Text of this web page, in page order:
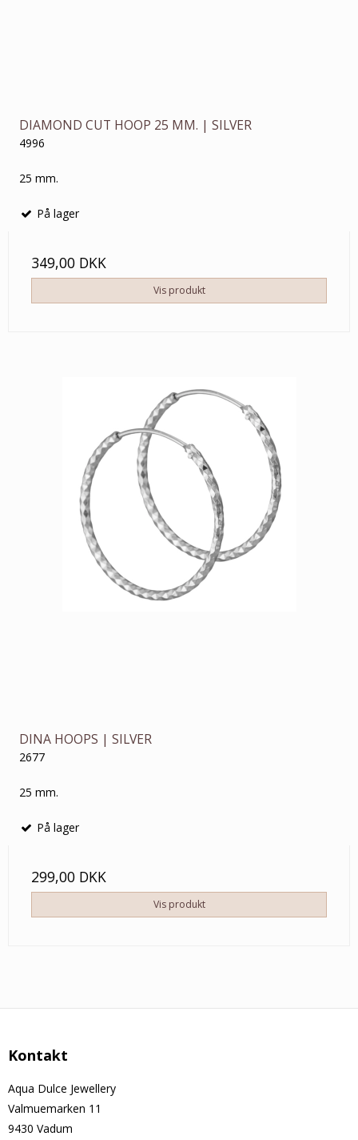
DIAMOND CUT HOOP 25 MM. | SILVER
4996
25 mm.
På lager
349,00 DKK
Vis produkt
DINA HOOPS | SILVER
2677
25 mm.
På lager
299,00 DKK
Vis produkt
Kontakt
Aqua Dulce Jewellery
Valmuemarken 11
9430 Vadum